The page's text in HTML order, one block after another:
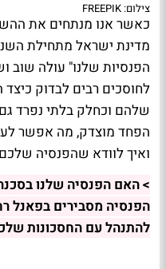
צילום: FREEPIK
כאשר אנו מנתחים את
מדינת ישראל מתחילת
הפנסיות שלנו" עולה שוב
לחוסכים רבים לבדוק
שלהם וכחלק בלתי נפרד
הפחד מוצדק, מה אפשר
ואיך לוודא שהפנסיה
> האם הפנסיה שלנו
הפנסיה מסבירים בפאנל
להתנהל עם החסכונות